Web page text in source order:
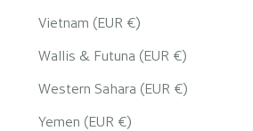
Vietnam (EUR €)
Wallis & Futuna (EUR €)
Western Sahara (EUR €)
Yemen (EUR €)